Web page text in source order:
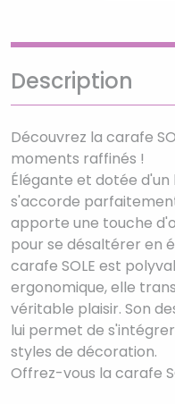
Description
Découvrez la carafe
moments raffinés !
Élégante et dotée
s'accorde
apporte une touche
pour se désaltérer en
carafe SOLE est
ergonomique, elle
véritable plaisir. Son
lui permet de
styles de décoration.
Offrez-vous la carafe